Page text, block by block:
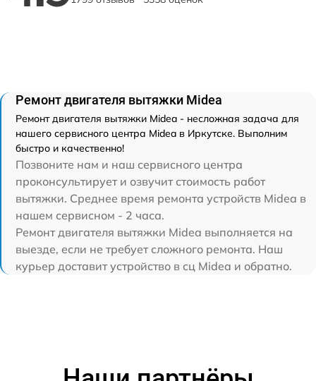
Ремонт двигателя вытяжки Midea
Ремонт двигателя вытяжки Midea - несложная задача для
нашего сервисного центра Midea в Иркутске. Выполним
быстро и качественно!
Позвоните нам и наш сервисного центра
проконсультирует и озвучит стоимость работ
вытяжки. Среднее время ремонта устройств Midea в
нашем сервисном - 2 часа.
Ремонт двигателя вытяжки Midea выполняется на
выезде, если не требует сложного ремонта. Наш
курьер доставит устройство в сц Midea и обратно.